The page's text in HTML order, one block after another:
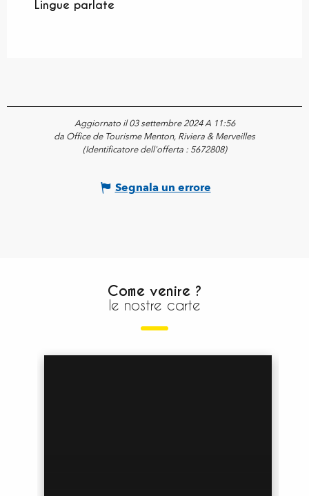
Lingue parlate
Lingue parlate
Aggiornato il 03 settembre 2024 A 11:56
da Office de Tourisme Menton, Riviera & Merveilles
(Identificatore dell'offerta : 5672808)
Segnala un errore
Come venire ?
le nostre carte